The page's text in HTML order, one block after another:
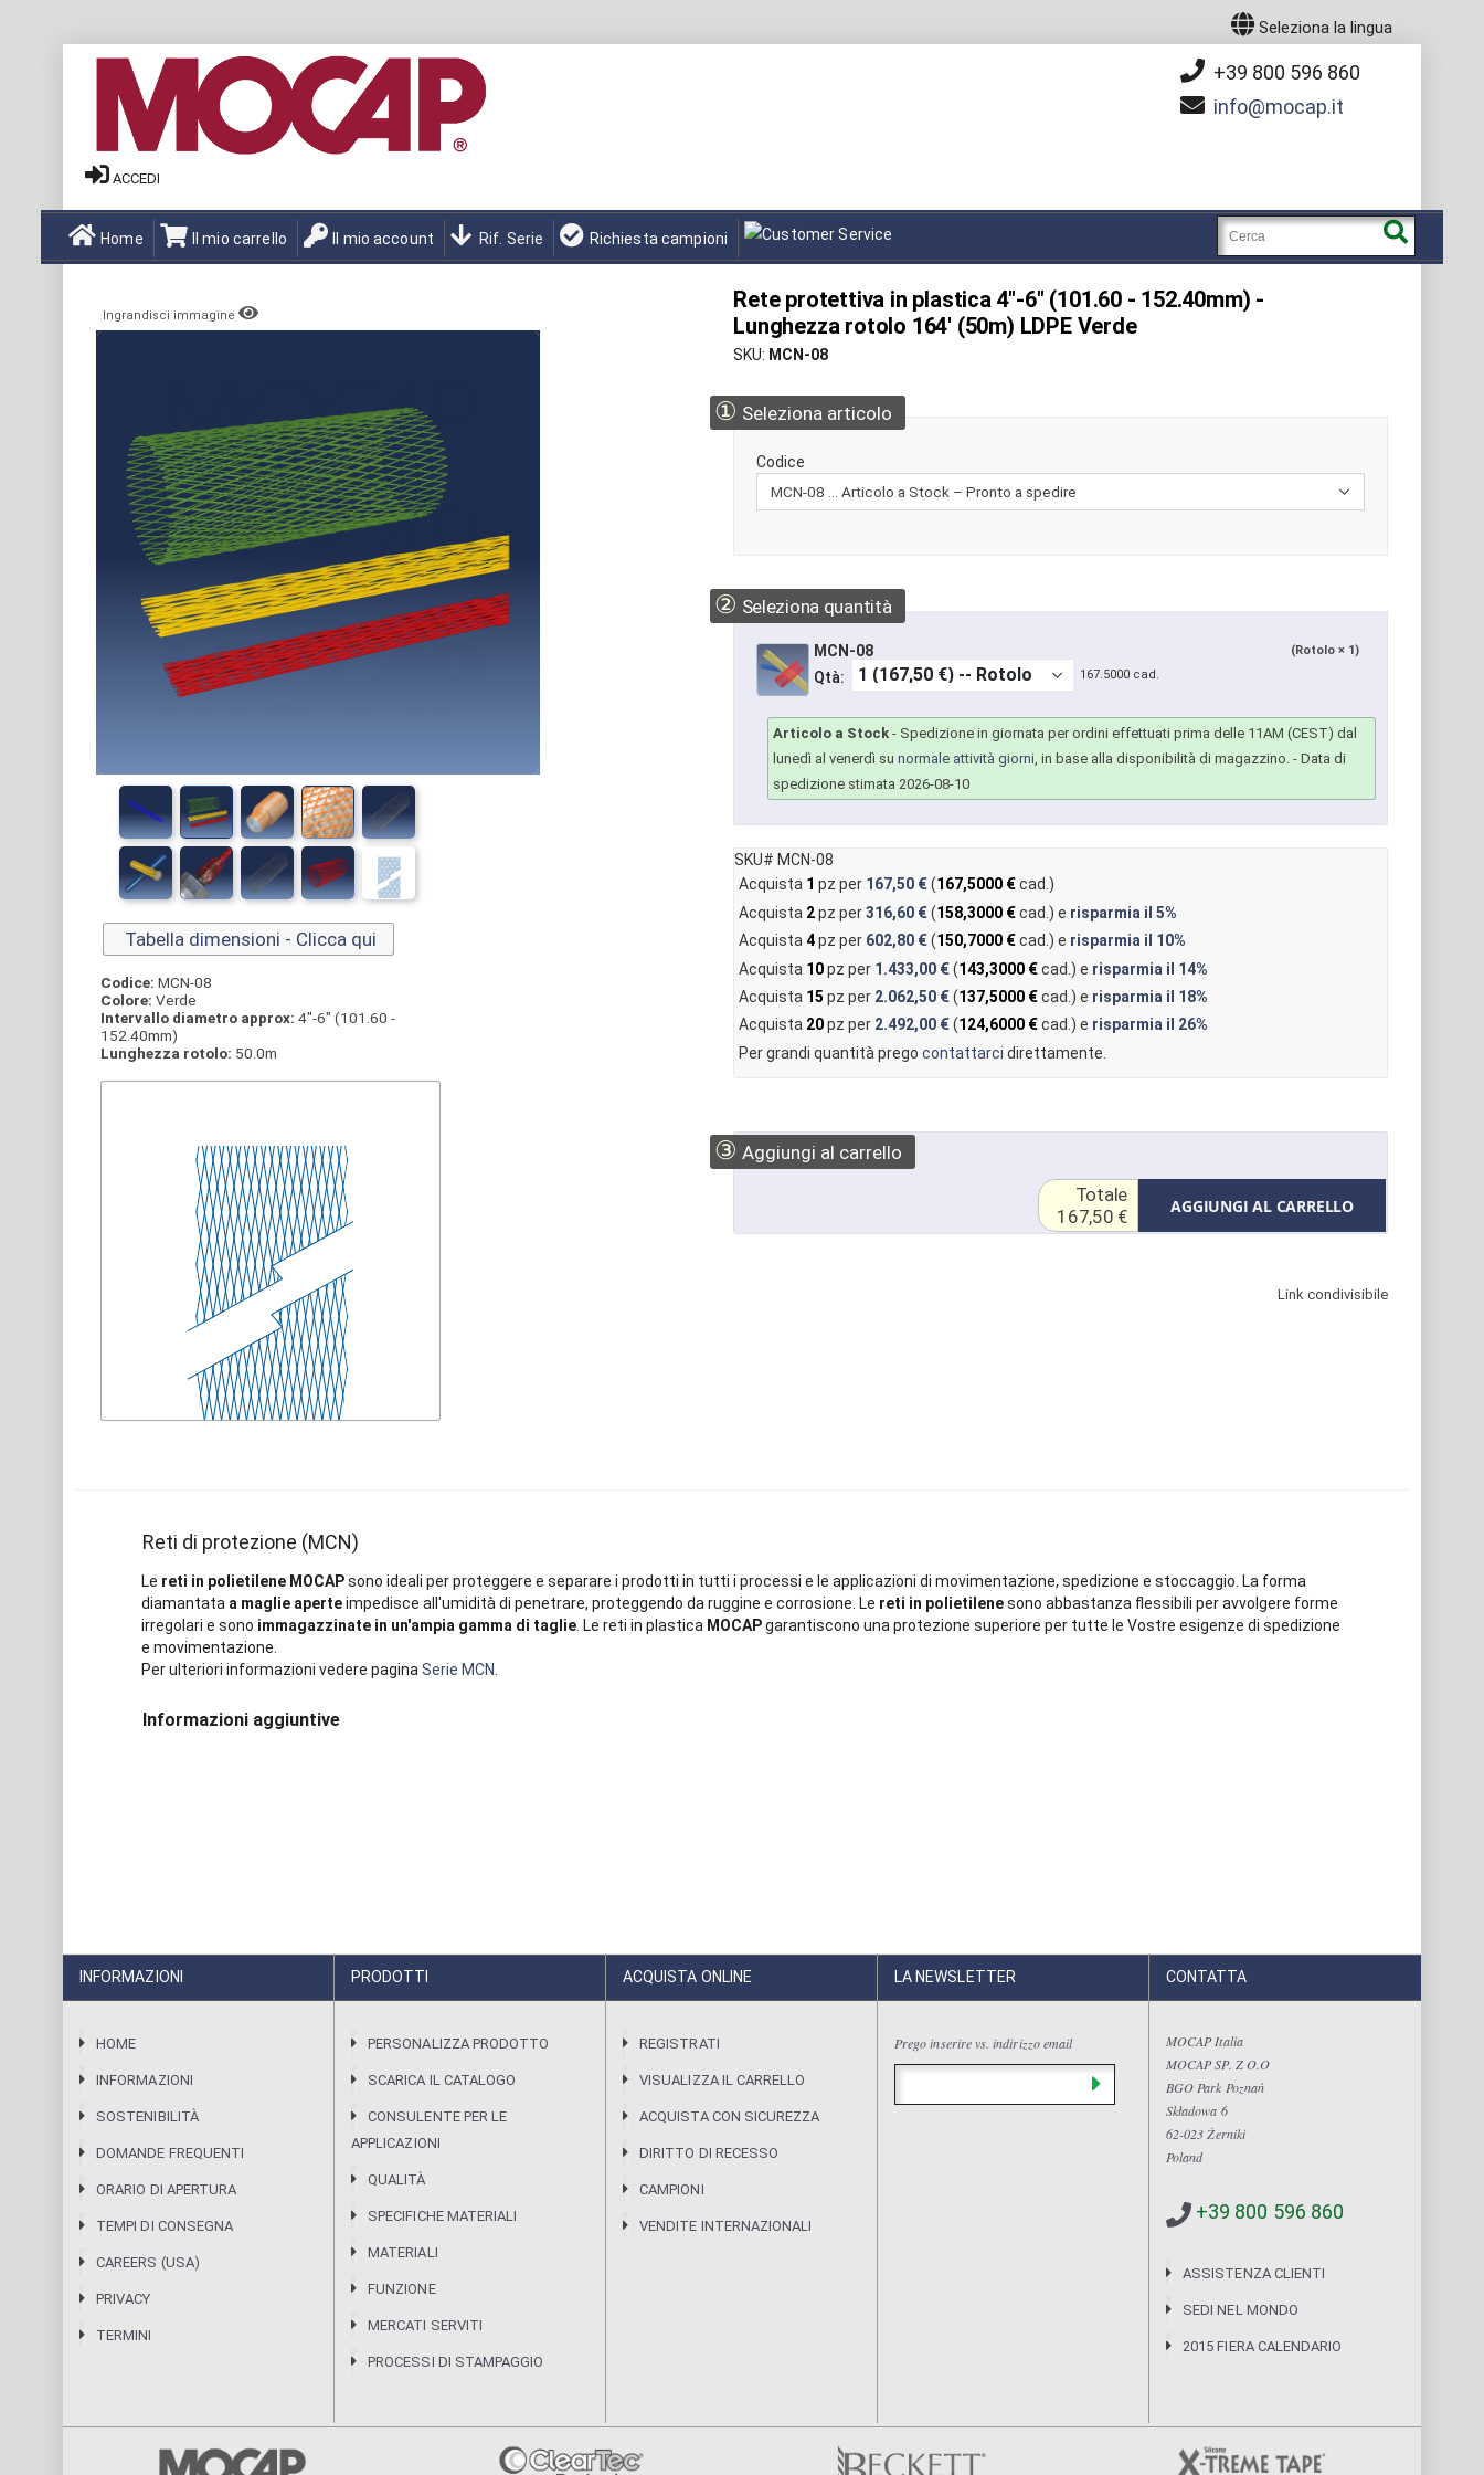
Seleziona la lingua
+39 800 596 860
info
mocap.it
ACCEDI
Home Il mio carrello Il mio account Rif. Serie Richiesta campioni
Rete protettiva in plastica 4"-6" (101.60 - 152.40mm) -
Lunghezza rotolo 164' (50m) LDPE Verde
SKU MCN-08
① Seleziona articolo
Codice
② Seleziona quantità
MCN-08 (Rotolo × 1)
Qtà: 167.5000 cad.
Articolo a Stock - Spedizione in giornata per ordini effettuati prima delle 11AM (CEST) dal
lunedì al venerdì sunormale attività giorni, in base alla disponibilità di magazzino. - Data di
spedizione stimata 2026-08-10
SKU# MCN-08
Acquista 1 pz per 167,50 €(167,5000 €cad.)
Acquista 2pz per316,60 €(158,3000 €cad.) e risparmia il 5%
Acquista 4pz per 602,80 €(150,7000 €cad.) e risparmia il 10%
Acquista 10pz per 1.433,00 €(143,3000 €cad.) e risparmia il 14%
Acquista 15 pz per 2.062,50 €(137,5000 €cad.) e risparmia il 18%
Acquista 20pz per 2.492,00 €(124,6000 €cad.) e risparmia il 26%
Per grandi quantità prego contattarci direttamente.
③ Aggiungi al carrello
AGGIUNGI AL CARRELLO
Totale
167,50 €
Link condivisibile
Ingrandisci immagine
Tabella dimensioni - Clicca qui
Codice: MCN-08
Colore: Verde
Intervallo diametro approx: 4"-6" (101.60 -
152.40mm)
Lunghezza rotolo: 50.0m
Reti di protezione (MCN)
Le reti in polietilene MOCAPsono ideali per proteggere e separare i prodotti in tutti i processi e le applicazioni di movimentazione, spedizione e stoccaggio. La forma
diamantata a maglie aperteimpedisce all'umidità di penetrare, proteggendo da ruggine e corrosione. Le reti in polietilenesono abbastanza flessibili per avvolgere forme
irregolari e sono immagazzinate in un'ampia gamma di taglie. Le reti in plastica MOCAPgarantiscono una protezione superiore per tutte le Vostre esigenze di spedizione
e movimentazione.
Per ulteriori informazioni vedere pagina Serie MCN
Informazioni aggiuntive
INFORMAZIONI
HOME
INFORMAZIONI
SOSTENIBILITÀ
DOMANDE FREQUENTI
ORARIO DI APERTURA
TEMPI DI CONSEGNA
CAREERS (USA)
PRIVACY
TERMINI
PRODOTTI
PERSONALIZZA PRODOTTO
SCARICA IL CATALOGO
CONSULENTE PER LE
APPLICAZIONI
QUALITÀ
SPECIFICHE MATERIALI
MATERIALI
FUNZIONE
MERCATI SERVITI
PROCESSI DI STAMPAGGIO
ACQUISTA ONLINE
REGISTRATI
VISUALIZZA IL CARRELLO
ACQUISTA CON SICUREZZA
DIRITTO DI RECESSO
CAMPIONI
VENDITE INTERNAZIONALI
LA NEWSLETTER
Prego inserire vs. indirizzo email
CONTATTA
MOCAP Italia
MOCAP SP. Z O.O
BGO Park Poznań
Składowa 6
62-023 Żerniki
Poland
+39 800 596 860
ASSISTENZA CLIENTI
SEDI NEL MONDO
2015 FIERA CALENDARIO